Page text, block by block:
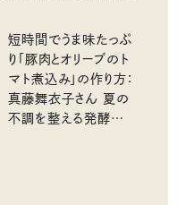
短時間でうま味たっぷ
り「豚肉とオリーブのト
マト煮込み」の作り方：
真藤舞衣子さん 夏の
不調を整える発酵レ